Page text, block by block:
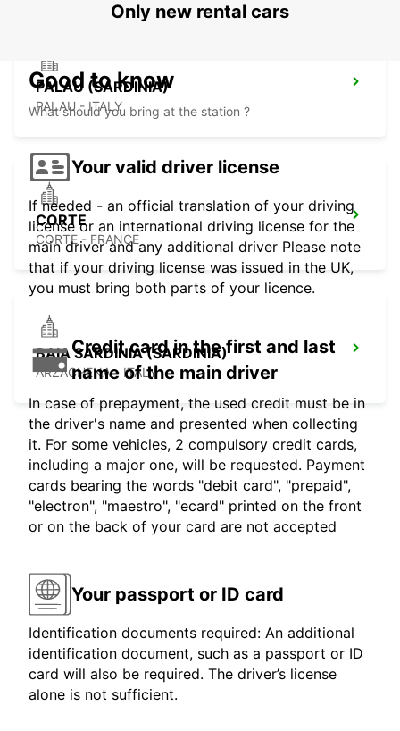
PALAU (SARDINIA)
PALAU - ITALY
CORTE
CORTE - FRANCE
BAIA SARDINIA (SARDINIA)
ARZACHENA - ITALY
Only new rental cars
Good to know
What should you bring at the station ?
Your valid driver license
If needed - an official translation of your driving
license or an international driving license for the
main driver and any additional driver Please note
that if your driving license was issued in the UK,
you must bring both parts of your licence.
Credit card in the first and last
name of the main driver
In case of prepayment, the used credit must be in
the driver's name and presented when collecting
it. For some vehicles, 2 compulsory credit cards,
including a major one, will be requested. Payment
cards bearing the words "debit card", "prepaid",
"electron", "maestro", "ecard" printed on the front
or on the back of your card are not accepted
Your passport or ID card
Identification documents required: An additional
identification document, such as a passport or ID
card will also be required. The driver’s license
alone is not sufficient.